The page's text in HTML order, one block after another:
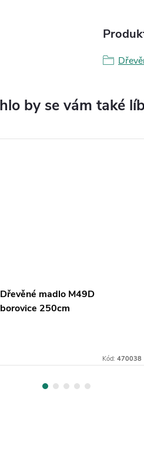
Dřevěné madlo M49D
borovice 250cm
Kód: 470038